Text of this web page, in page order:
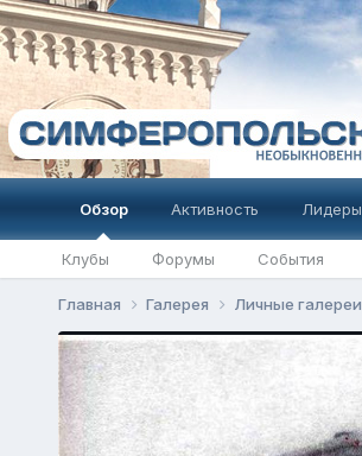
Обзор
Клубы Форумы События
Активность Лидеры
Главная Галерея Личные галереи